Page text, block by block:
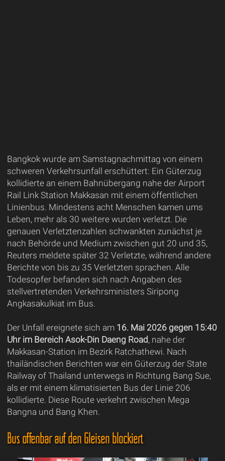
Bangkok wurde am Samstagnachmittag von einem
schweren Verkehrsunfall erschüttert: Ein Güterzug
kollidierte an einem Bahnübergang nahe der Airport
Rail Link Station Makkasan mit einem öffentlichen
Linienbus. Mindestens acht Menschen kamen ums
Leben, mehr als 30 weitere wurden verletzt. Die
genauen Verletztenzahlen schwankten zunächst je
nach Behörde und Medium zwischen gut 20 und 35,
Reuters meldete später 32 Verletzte, während andere
Berichte von bis zu 35 Verletzten sprachen. Alle
Todesopfer befanden sich nach Angaben des
stellvertretenden Verkehrsministers Siripong
Angkasakulkiat im Bus.
Der Unfall ereignete sich am 16. Mai 2026 gegen 15:40
Uhr im Bereich Asok-Din Daeng Road, nahe der
Makkasan-Station im Bezirk Ratchathewi. Nach
thailändischen Berichten war ein Güterzug der State
Railway of Thailand unterwegs in Richtung Bang Sue,
als er mit einem klimatisierten Bus der Linie 206
kollidierte. Diese Route verkehrt zwischen Mega
Bangna und Bang Khen.
Bus offenbar auf den Gleisen blockiert